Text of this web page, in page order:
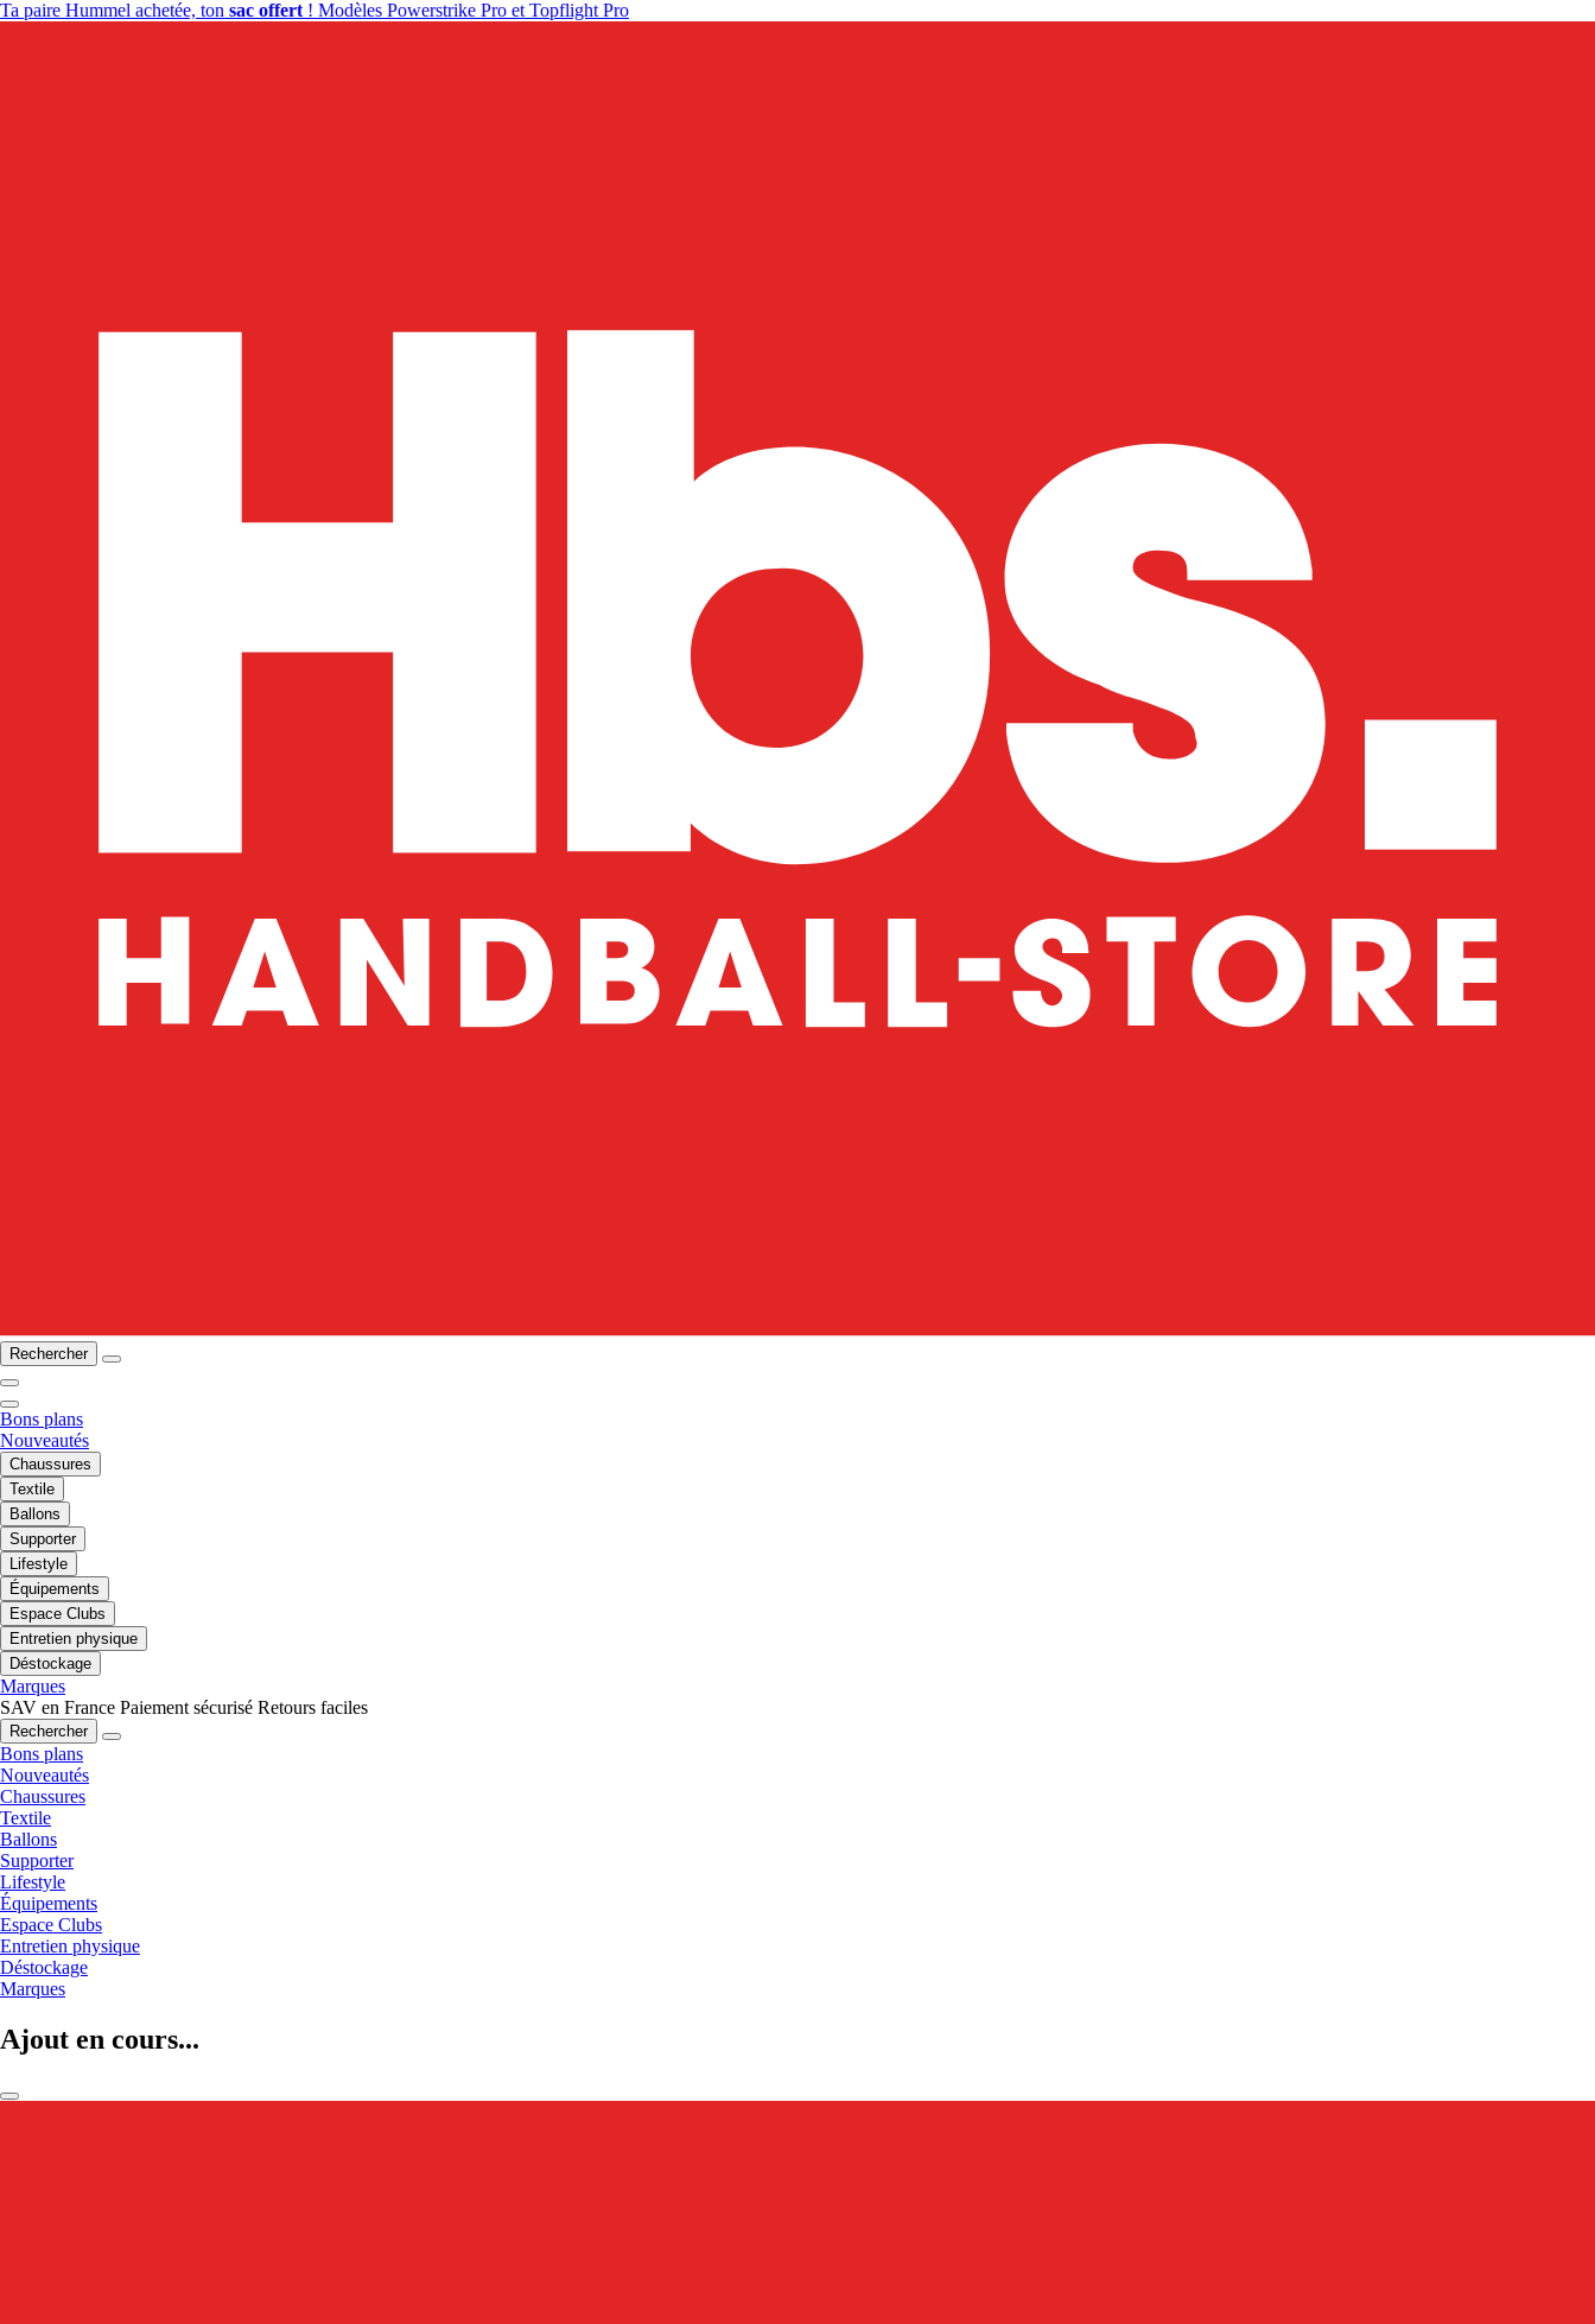
Ta paire Hummel achetée, ton sac offert ! Modèles Powerstrike Pro et Topflight Pro
Rechercher
Bons plans
Nouveautés
Chaussures
Textile
Ballons
Supporter
Lifestyle
Équipements
Espace Clubs
Entretien physique
Déstockage
Marques
SAV en France Paiement sécurisé Retours faciles
Rechercher
Bons plans
Nouveautés
Chaussures
Textile
Ballons
Supporter
Lifestyle
Équipements
Espace Clubs
Entretien physique
Déstockage
Marques
Ajout en cours...